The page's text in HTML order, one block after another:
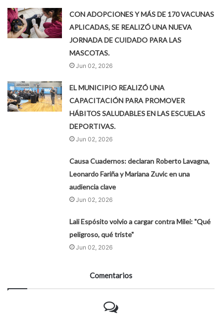
CON ADOPCIONES Y MÁS DE 170 VACUNAS
APLICADAS, SE REALIZÓ UNA NUEVA
JORNADA DE CUIDADO PARA LAS
MASCOTAS.
Jun 02, 2026
EL MUNICIPIO REALIZÓ UNA
CAPACITACIÓN PARA PROMOVER
HÁBITOS SALUDABLES EN LAS ESCUELAS
DEPORTIVAS.
Jun 02, 2026
Causa Cuadernos: declaran Roberto Lavagna,
Leonardo Fariña y Mariana Zuvic en una
audiencia clave
Jun 02, 2026
Lali Espósito volvio a cargar contra Milei: "Qué
peligroso, qué triste"
Jun 02, 2026
Comentarios